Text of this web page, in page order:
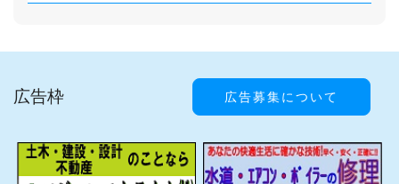
広告枠 広告募集について